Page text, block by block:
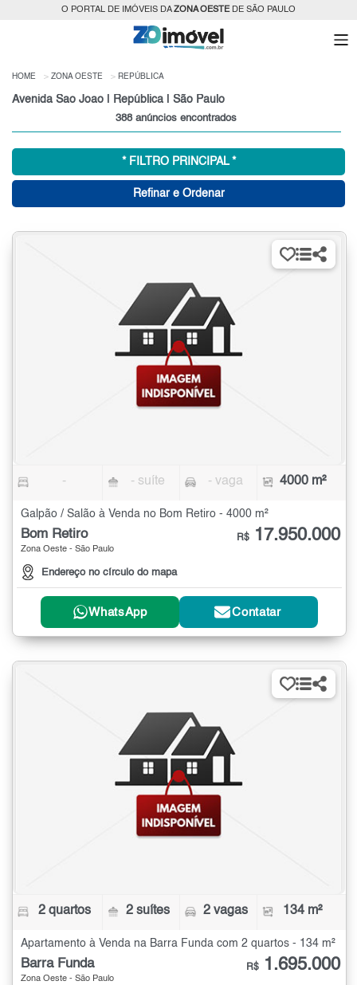
O PORTAL DE IMÓVEIS DAZONA OESTEDE SÃO PAULO
HOME ZONA OESTE REPÚBLICA
Avenida Sao Joao | República | São Paulo
388 anúncios encontrados
* FILTRO PRINCIPAL *
Refinar e Ordenar
- - suíte - vaga 4000 m²
Galpão / Salão à Venda no Bom Retiro - 4000 m²
Bom Retiro
Zona Oeste - São Paulo
Endereço no círculo do mapa
R$ 17.950.000
WhatsApp Contatar
2 quartos 2 suítes 2 vagas 134 m²
Apartamento à Venda na Barra Funda com 2 quartos - 134 m²
Barra Funda
Zona Oeste - São Paulo
R$ 1.695.000